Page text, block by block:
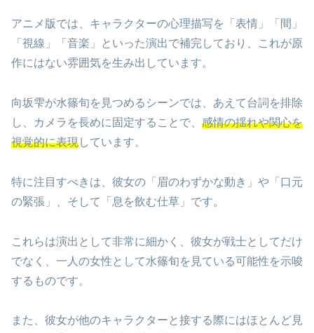
アニメ版では、キャラクターの心理描写を「表情」「間」
「視線」「音楽」といった演出で補完しており、これが原
作にはない雰囲気を生み出しています。
向坂雫が水篠旬を見つめるシーンでは、あえて台詞を排除
し、カメラを長めに固定することで、 感情の揺れや関心を
視覚的に表現しています。
特に注目すべきは、彼女の「眉のわずかな動き」や「口元
の緊張」、そして「息を飲む仕草」です。
これらは演出として非常に細かく、彼女が戦士としてだけ
でなく、一人の女性として水篠旬を見ている可能性を示唆
するものです。
また、彼女が他のキャラクターと接する際にはほとんど見